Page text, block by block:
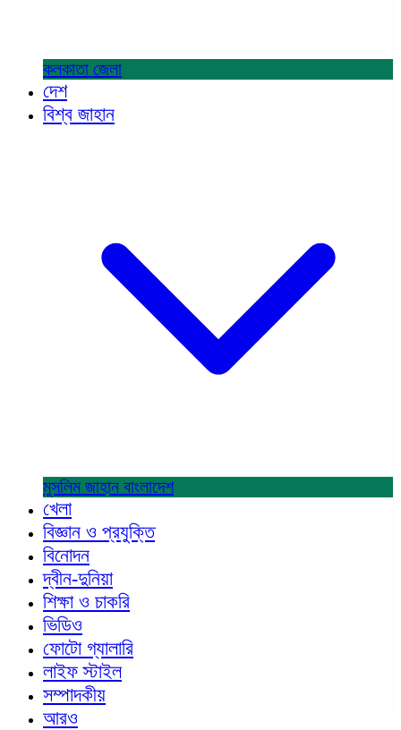
কলকাতা জেলা
দেশ
বিশ্ব জাহান
মুসলিম জাহান বাংলাদেশ
খেলা
বিজ্ঞান ও প্রযুক্তি
বিনোদন
দ্বীন-দুনিয়া
শিক্ষা ও চাকরি
ভিডিও
ফোটো গ্যালারি
লাইফ স্টাইল
সম্পাদকীয়
আরও